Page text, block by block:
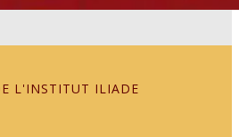
L'INSTITUT ILIADE